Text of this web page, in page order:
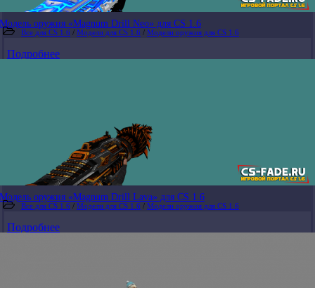
Модель оружия «Magnum Drill Neo» для CS 1.6
Все для CS 1.6 / Модели для CS 1.6 / Модели оружия для CS 1.6
Подробнее
Модель оружия «Magnum Drill Lava» для CS 1.6
Все для CS 1.6 / Модели для CS 1.6 / Модели оружия для CS 1.6
Подробнее